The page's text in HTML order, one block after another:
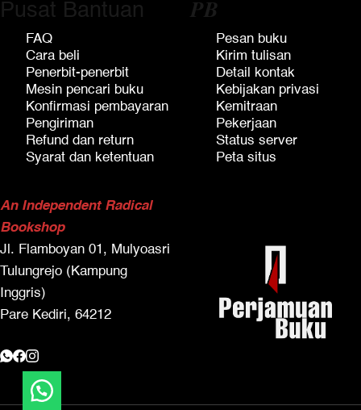
Pusat Bantuan
FAQ
Cara beli
Penerbit-penerbit
Mesin pencari buku
Konfirmasi pembayaran
Pengiriman
Refund dan return
Syarat dan ketentuan
𝑷𝑩
Pesan buku
Kirim tulisan
Detail kontak
Kebijakan privasi
Kemitraan
Pekerjaan
Status server
Peta situs
An Independent Radical
Bookshop
Jl. Flamboyan 01, Mulyoasri
Tulungrejo (Kampung
Inggris)
Pare Kediri, 64212